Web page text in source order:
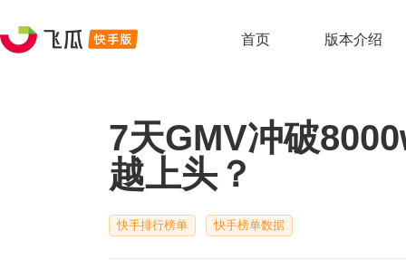
首页 版本介绍
7天GMV冲破
越上头？
快手排行榜单 快手榜单数据